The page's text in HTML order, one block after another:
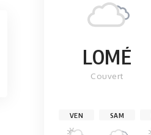
LOMÉ
Couvert
VEN SAM